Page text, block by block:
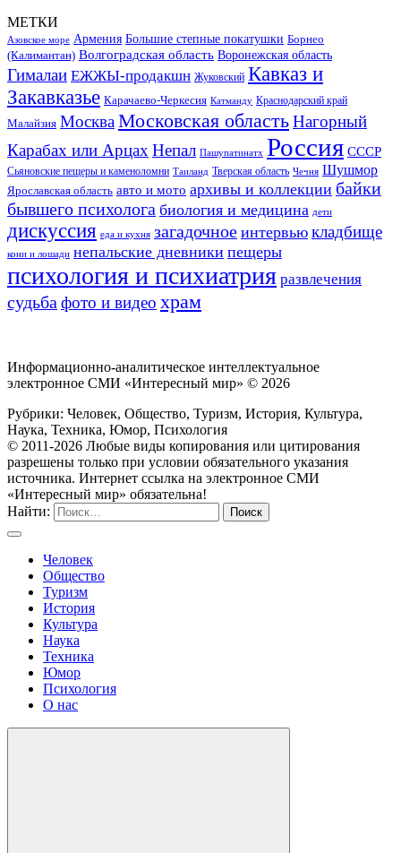
МЕТКИ
Азовское море Армения Большие степные покатушки Борнео
(Калимантан) Волгоградская область Воронежская область
Гималаи ЕЖЖЫ-продакшн Жуковский Кавказ и
Закавказье Карачаево-Черкесия Катманду Краснодарский край
Малайзия МоскваМосковская областьНагорный
Карабах или Арцах Непал Пашупатинатх Россия СССР
Сьяновские пещеры и каменоломни Таиланд Тверская область Чечня Шушмор
Ярославская область авто и мото архивы и коллекции байки
бывшего психолога биология и медицина дети
дискуссия еда и кухня загадочное интервью кладбище
кони и лошади непальские дневники пещеры
психология и психиатрия развлечения
судьба фото и видео храм
Информационно-аналитическое интеллектуальное
электронное СМИ «Интересный мир» © 2026
Рубрики: Человек, Общество, Туризм, История, Культура,
Наука, Техника, Юмор, Психология
© 2011-2026 Любые виды копирования или цитирования
разрешены только при условии обязательного указания
источника. Интернет ссылка на электронное СМИ
«Интересный мир» обязательна!
Найти:
Человек
Общество
Туризм
История
Культура
Наука
Техника
Юмор
Психология
О нас